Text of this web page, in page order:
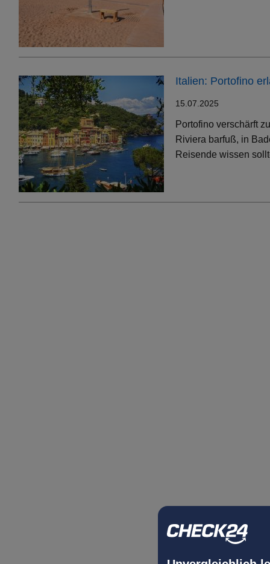
Italien: Portofino
15.07.2025
Portofino verschärft
Riviera barfuß, in
Reisende wissen